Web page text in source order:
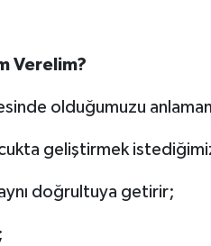
Verelim?
olduğumuzu
geliştirmek istediğimiz
doğrultuya getirir;